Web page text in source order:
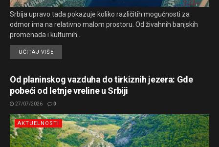
Srbija upravo tada pokazuje koliko različitih mogućnosti za
odmor ima na relativno malom prostoru. Od živahnih banjskih
promenada i kulturnih...
UČITAJ VIŠE
Od planinskog vazduha do tirkiznih jezera: Gde
pobeći od letnje vreline u Srbiji
27/07/2026 0
AKTUELNOSTI